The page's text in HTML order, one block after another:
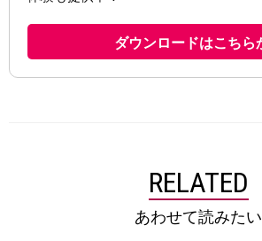
RELATED
あわせて読みたい